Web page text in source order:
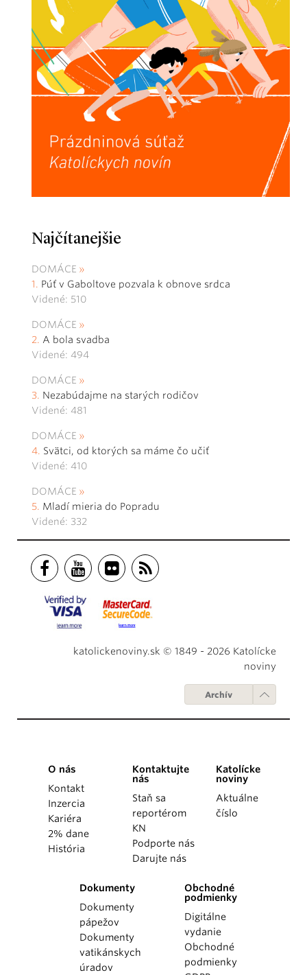
Najčítanejšie
DOMÁCE
Púť v Gaboltove pozvala k obnove srdca
Videné: 510
DOMÁCE
A bola svadba
Videné: 494
DOMÁCE
Nezabúdajme na starých rodičov
Videné: 481
DOMÁCE
Svätci, od ktorých sa máme čo učiť
Videné: 410
DOMÁCE
Mladí mieria do Popradu
Videné: 332
katolickenoviny.sk © 1849 - 2026 Katolícke
noviny
Archív
O nás
Kontakt
Inzercia
Kariéra
2% dane
História
Kontaktujte
nás
Staň sa
reportérom
KN
Podporte nás
Darujte nás
Katolícke
noviny
Aktuálne
číslo
Dokumenty
Dokumenty
pápežov
Dokumenty
vatikánskych
úradov
Obchodné
podmienky
Digitálne
vydanie
Obchodné
podmienky